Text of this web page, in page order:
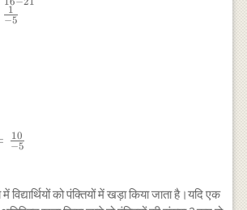
&
&
5-0
−5
1
−5
10
विद्यार्थियों को पंक्तियों में खड़ा किया जाता है।यदि एक